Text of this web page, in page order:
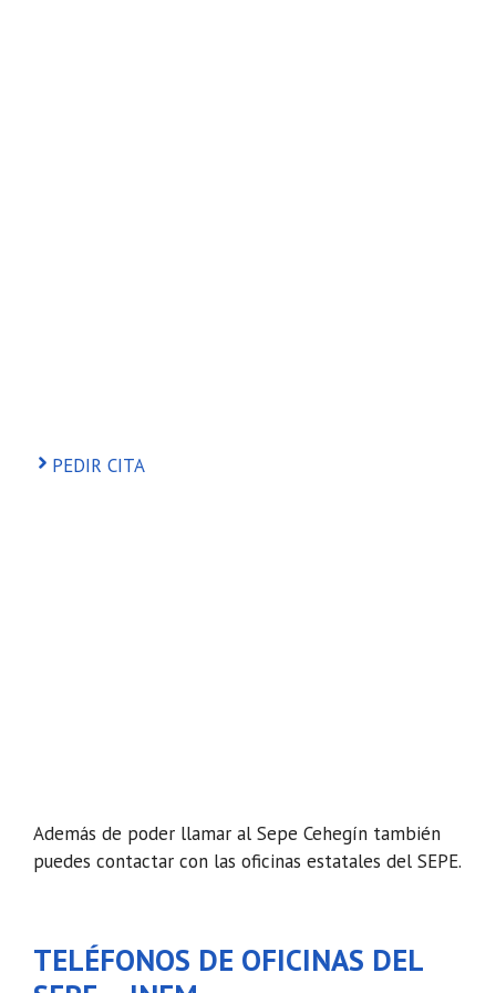
PEDIR CITA
Además de poder llamar al Sepe Cehegín también
puedes contactar con las oficinas estatales del SEPE.
TELÉFONOS DE OFICINAS DEL